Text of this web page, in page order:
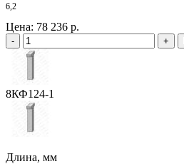
6,2
Цена: 78 236 р.
- +
8КФ124-1
Длина, мм